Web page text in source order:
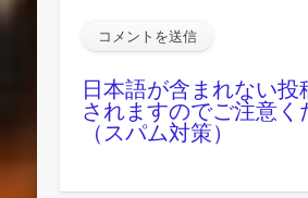
日本語が含まれない投
されますのでご注意く
（スパム対策）